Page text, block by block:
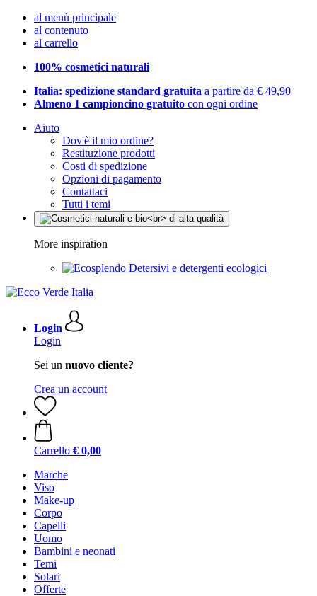
al menù principale
al contenuto
al carrello
100% cosmetici naturali
Italia: spedizione standard gratuita a partire da € 49,90
Almeno 1 campioncino gratuito con ogni ordine
Aiuto
Dov'è il mio ordine?
Restituzione prodotti
Costi di spedizione
Opzioni di pagamento
Contattaci
Tutti i temi
More inspiration
Detersivi e detergenti ecologici
Login
Login
Sei un nuovo cliente?
Crea un account
Carrello € 0,00
Marche
Viso
Make-up
Corpo
Capelli
Uomo
Bambini e neonati
Temi
Solari
Offerte